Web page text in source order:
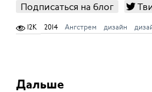
Подписаться на блог
12K 2014 Ангстрем дизайн
Дальше